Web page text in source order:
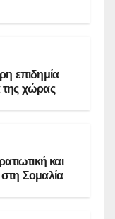
επιδημία
της χώρας
και
Σομαλία